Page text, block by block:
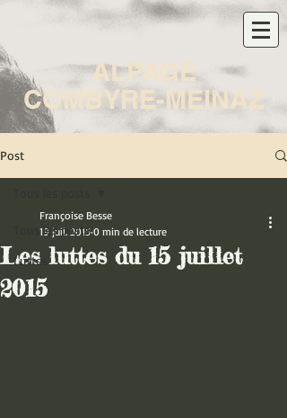
ALPAGE
COMBYRE-MEINAZ
Post
Tous les posts
Luttes
Les luttes du 15 juillet
2015
Françoise Besse
19 juil. 2015 0 min de lecture